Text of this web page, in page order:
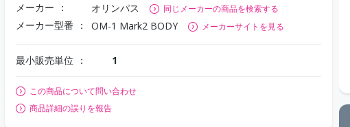
メーカー オリンパス 同じメーカーの商品を検索する
メーカー型番 OM-1 Mark2 BODY メーカーサイトを見る
最小販売単位 1
この商品について問い合わせ
商品詳細の誤りを報告